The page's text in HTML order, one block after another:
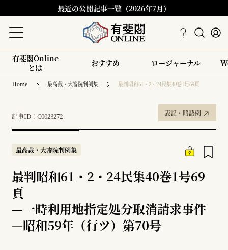
最近の公開記事一覧（2026年7月）
有斐閣Online
とは
おすすめ ロージャーナル
Home 最高裁・大審院判例集 最判昭和61・2・24民集40巻1号69頁
記事ID：C0023272 表記・略語例
最高裁・大審院判例集
最判昭和61・2・24民集40巻1号69
頁
—一時利用地指定処分取消請求事件
—昭和59年（行ツ）第70号